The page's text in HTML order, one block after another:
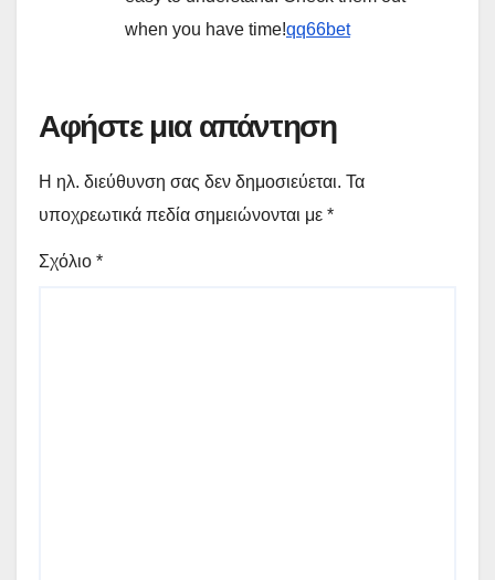
when you have time!qq66bet
Αφήστε μια απάντηση
Η ηλ. διεύθυνση σας δεν δημοσιεύεται. Τα
υποχρεωτικά πεδία σημειώνονται με *
Σχόλιο *